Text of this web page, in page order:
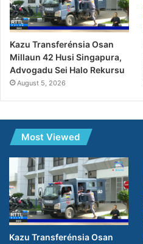
Kazu Transferénsia Osan
Millaun 42 Husi Singapura,
Advogadu Sei Halo Rekursu
August 5, 2026
Most Viewed
Kazu Transferénsia Osan